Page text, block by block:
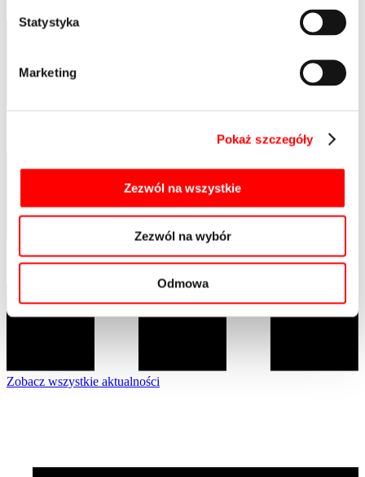
Statystyka
Marketing
Pokaż szczegóły
Zezwól na wszystkie
Zezwól na wybór
Odmowa
Zobacz wszystkie aktualności